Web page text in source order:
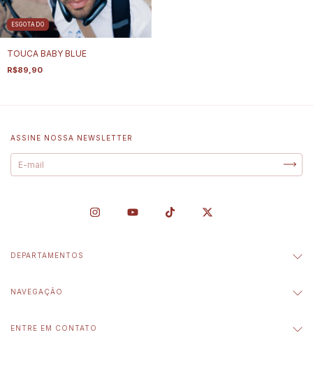
ESGOTADO
TOUCA BABY BLUE
R$89,90
ASSINE NOSSA NEWSLETTER
DEPARTAMENTOS
NAVEGAÇÃO
ENTRE EM CONTATO